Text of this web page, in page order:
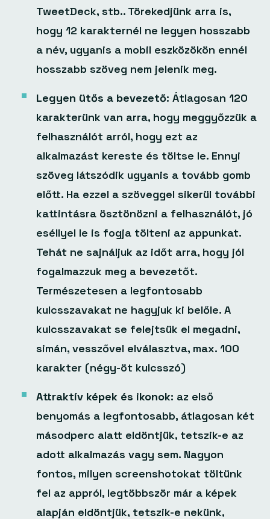
TweetDeck, stb.. Törekedjünk arra is,
hogy 12 karakternél ne legyen hosszabb
a név, ugyanis a mobil eszközökön ennél
hosszabb szöveg nem jelenik meg.
Legyen ütős a bevezető: Átlagosan 120
karakterünk van arra, hogy meggyőzzük a
felhasználót arról, hogy ezt az
alkalmazást kereste és töltse le. Ennyi
szöveg látszódik ugyanis a tovább gomb
előtt. Ha ezzel a szöveggel sikerül további
kattintásra ösztönözni a felhasználót, jó
eséllyel le is fogja tölteni az appunkat.
Tehát ne sajnáljuk az időt arra, hogy jól
fogalmazzuk meg a bevezetőt.
Természetesen a legfontosabb
kulcsszavakat ne hagyjuk ki belőle. A
kulcsszavakat se felejtsük el megadni,
simán, vesszővel elválasztva, max. 100
karakter (négy-öt kulcsszó)
Attraktív képek és ikonok: az első
benyomás a legfontosabb, átlagosan két
másodperc alatt eldöntjük, tetszik-e az
adott alkalmazás vagy sem. Nagyon
fontos, milyen screenshotokat töltünk
fel az appról, legtöbbször már a képek
alapján eldöntjük, tetszik-e nekünk,